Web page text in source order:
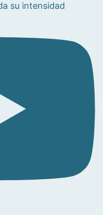
su intensidad